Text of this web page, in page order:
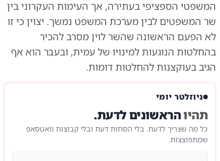
המשפטי הספציפי בעתירה, אך העימות העקרוני בין
שר המשפטים לבין מערכת המשפט נמשך. יצוין כי זו
לא הפעם הראשונה שהשר לוין מסרב להכיר
בהחלטות הנוגעות למינויו של עמית, ובעבר הוא אף
הגיב בעוקצנות להחלטות דומות.
ניוזלטר יומי
תהיוהראשונים לדעת.
כל מה שצריך לדעת. בלי הסחות דעת ובלי קבוצות וואטסאפ
שמתפוצצות.